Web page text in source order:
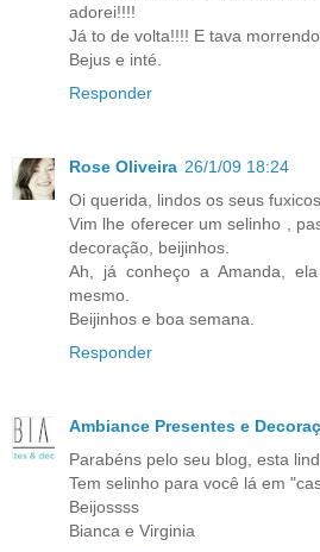
adorei!!!!
Já to de volta!!!! E tava
Bejus e inté.
Responder
Rose Oliveira 26/1/09 18:24
Oi querida, lindos os seus
Vim lhe oferecer um selinho ,
decoração, beijinhos.
Ah, já conheço a Amanda,
mesmo.
Beijinhos e boa semana.
Responder
Ambiance Presentes e
Parabéns pelo seu blog, esta
Tem selinho para você lá em
Beijossss
Bianca e Virginia